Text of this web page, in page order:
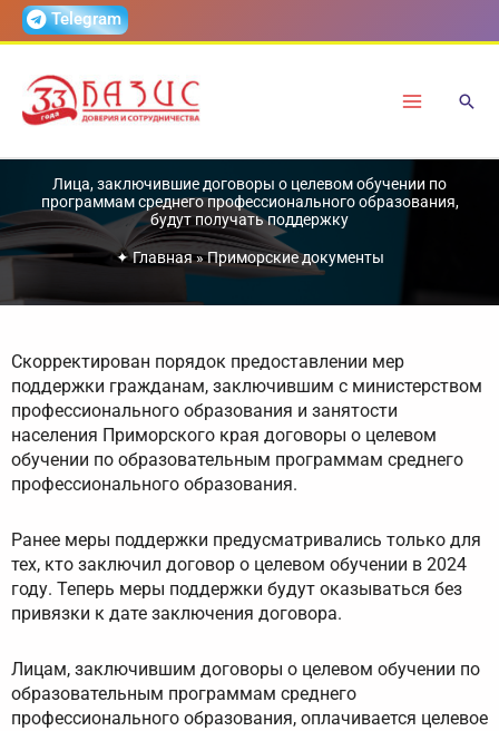
ПерейтиTelegram
Лица, заключившие договоры о целевом обучении по
программам среднего профессионального образования,
будут получать поддержку
✦Главная»Приморские документы
Скорректирован порядок предоставлении мер
поддержки гражданам, заключившим с министерством
профессионального образования и занятости
населения Приморского края договоры о целевом
обучении по образовательным программам среднего
профессионального образования.
Ранее меры поддержки предусматривались только для
тех, кто заключил договор о целевом обучении в 2024
году. Теперь меры поддержки будут оказываться без
привязки к дате заключения договора.
Лицам, заключившим договоры о целевом обучении по
образовательным программам среднего
профессионального образования, оплачивается целевое